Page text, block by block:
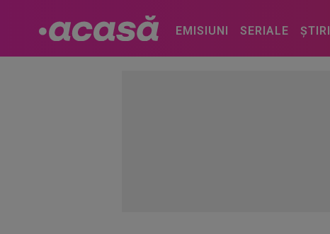
EMISIUNI SERIALE ȘTIRI